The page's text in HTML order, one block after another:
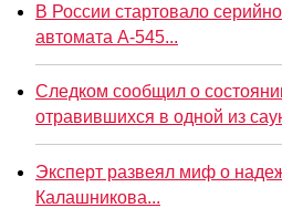
В России стартовало
автомата А-545...
Следком сообщил о
отравившихся в одной из
Эксперт развеял миф о
Калашникова...